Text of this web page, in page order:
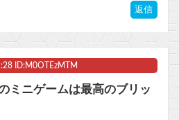
返信
ID:M0OTEzMTM
ミニゲームは最高のブリッ